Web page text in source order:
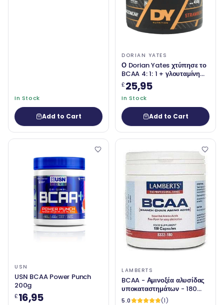
In Stock
Add to Cart
DORIAN YATES
Ο Dorian Yates χτύπησε το
BCAA 4: 1: 1 + γλουταμίνη
450 γραμμάρια
£25,95
In Stock
Add to Cart
USN
USN BCAA Power Punch
200g
£16,95
LAMBERTS
BCAA - Αμινοξέα αλυσίδας
υποκαταστημάτων - 180
Caps - Lamberts
5.0
(1)